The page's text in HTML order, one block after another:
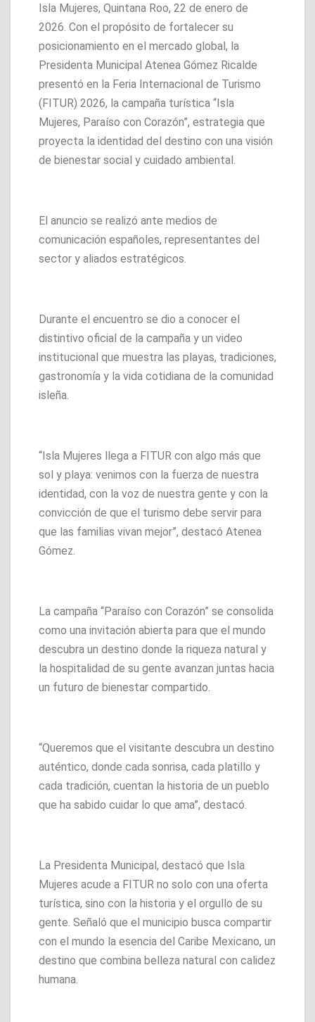
Isla Mujeres, Quintana Roo, 22 de enero de
2026. Con el propósito de fortalecer su
posicionamiento en el mercado global, la
Presidenta Municipal Atenea Gómez Ricalde
presentó en la Feria Internacional de Turismo
(FITUR) 2026, la campaña turística “Isla
Mujeres, Paraíso con Corazón”, estrategia que
proyecta la identidad del destino con una visión
de bienestar social y cuidado ambiental.
El anuncio se realizó ante medios de
comunicación españoles, representantes del
sector y aliados estratégicos.
Durante el encuentro se dio a conocer el
distintivo oficial de la campaña y un video
institucional que muestra las playas, tradiciones,
gastronomía y la vida cotidiana de la comunidad
isleña.
“Isla Mujeres llega a FITUR con algo más que
sol y playa: venimos con la fuerza de nuestra
identidad, con la voz de nuestra gente y con la
convicción de que el turismo debe servir para
que las familias vivan mejor”, destacó Atenea
Gómez.
La campaña “Paraíso con Corazón” se consolida
como una invitación abierta para que el mundo
descubra un destino donde la riqueza natural y
la hospitalidad de su gente avanzan juntas hacia
un futuro de bienestar compartido.
“Queremos que el visitante descubra un destino
auténtico, donde cada sonrisa, cada platillo y
cada tradición, cuentan la historia de un pueblo
que ha sabido cuidar lo que ama”, destacó.
La Presidenta Municipal, destacó que Isla
Mujeres acude a FITUR no solo con una oferta
turística, sino con la historia y el orgullo de su
gente. Señaló que el municipio busca compartir
con el mundo la esencia del Caribe Mexicano, un
destino que combina belleza natural con calidez
humana.